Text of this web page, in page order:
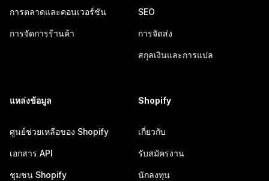
การตลาดและคอนเวอร์ชัน
การจัดการร้านค้า
SEO
การจัดส่ง
สกุลเงินและการแปล
แหล่งข้อมูล
ศูนย์ช่วยเหลือของ Shopify
เอกสาร API
ชุมชน Shopify
Shopify
เกี่ยวกับ
รับสมัครงาน
นักลงทุน